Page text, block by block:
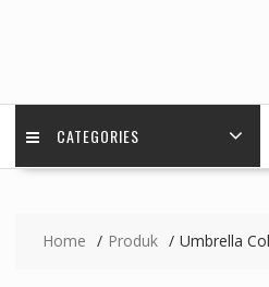
CATEGORIES
Home Produk Umbrella